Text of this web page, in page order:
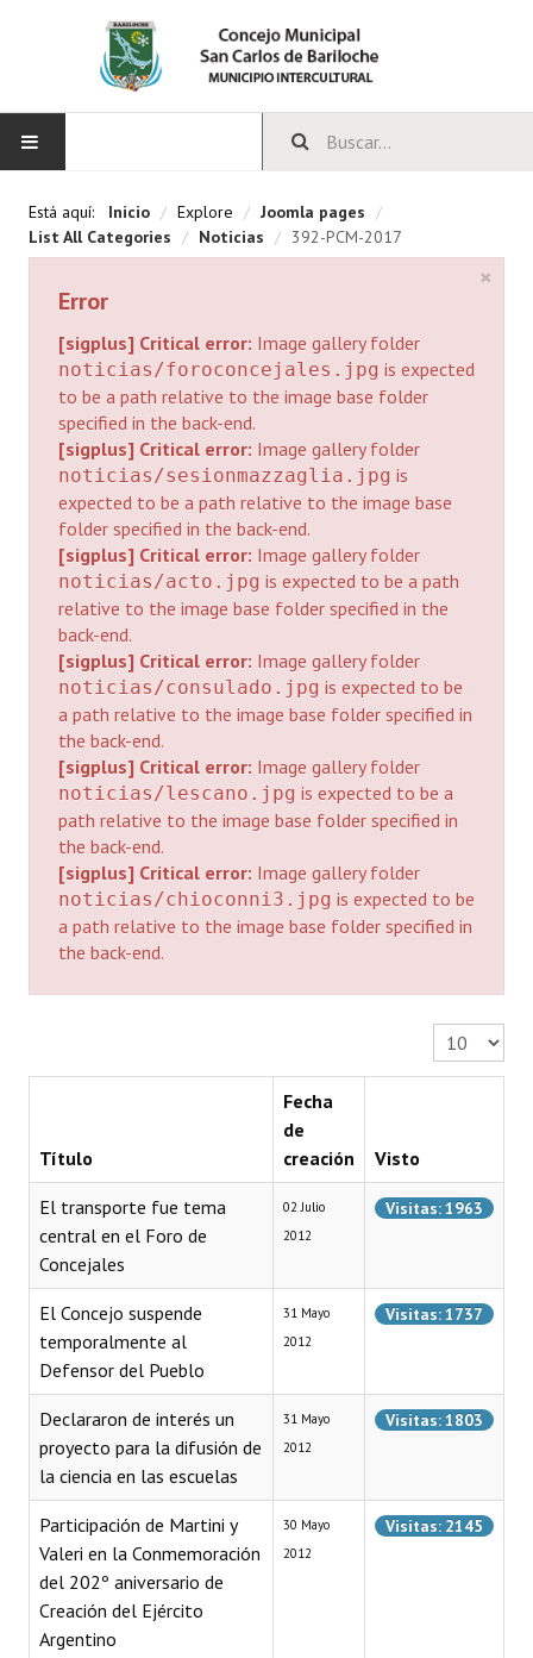
CONCEJO
Bloques Políticos
Integrantes del Concejo
Comisiones Permanentes
Comisiones Especiales
Concejales Mandato Cumplido
Programas
LEGISLACIÓN
Constitución Nacional
Constitución Provincial
Carta Orgánica 2007
Reglamento Interno
Digesto
Organigrama
DOCUMENTOS
Actas de Sesión
Informes de Unidad Coordinadora
Ejecución Presupuestaria
Actas de Audiencias Públicas
NORMATIVA
Comunicaciones
Declaraciones
Resoluciones
Resoluciones de Presidencia
INSTITUCIONAL
Está aquí: Inicio / Explore / Joomla pages /
List All Categories / Noticias / 392-PCM-2017
×
Error
[sigplus] Critical error: Image gallery folder
noticias/foroconcejales.jpg is expected
to be a path relative to the image base folder
specified in the back-end.
[sigplus] Critical error: Image gallery folder
noticias/sesionmazzaglia.jpg is
expected to be a path relative to the image base
folder specified in the back-end.
[sigplus] Critical error: Image gallery folder
noticias/acto.jpg is expected to be a path
relative to the image base folder specified in the
back-end.
[sigplus] Critical error: Image gallery folder
noticias/consulado.jpg is expected to be
a path relative to the image base folder specified in
the back-end.
[sigplus] Critical error: Image gallery folder
noticias/lescano.jpg is expected to be a
path relative to the image base folder specified in
the back-end.
[sigplus] Critical error: Image gallery folder
noticias/chioconni3.jpg is expected to be
a path relative to the image base folder specified in
the back-end.
Cantidad a
Título
Fecha
de
creación
Visto
El transporte fue tema
central en el Foro de
Concejales
02 Julio
2012
Visitas: 1963
El Concejo suspende
temporalmente al
Defensor del Pueblo
31 Mayo
2012
Visitas: 1737
Declararon de interés un
proyecto para la difusión de
la ciencia en las escuelas
31 Mayo
2012
Visitas: 1803
Participación de Martini y
Valeri en la Conmemoración
del 202º aniversario de
Creación del Ejército
Argentino
30 Mayo
2012
Visitas: 2145